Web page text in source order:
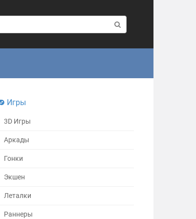
Игры
3D Игры
Аркады
Гонки
Экшен
Леталки
Раннеры